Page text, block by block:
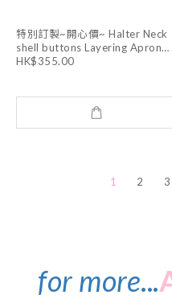
特別訂製~開心價~ Halter Neck
shell buttons Layering Apron
Dress (WHITE )
HK$355.00
1 2 3
for more...